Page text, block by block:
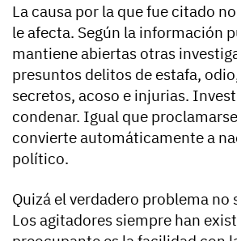
La causa por la que fue citado
le afecta. Según la información
mantiene abiertas otras
presuntos delitos de estafa,
secretos, acoso e injurias.
condenar. Igual que
convierte automáticamente a
político.
Quizá el verdadero problema no
Los agitadores siempre han